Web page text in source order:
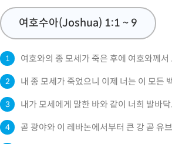
여호수아(Joshua) 1:1 ~ 9
1 여호와의 종 모세가 죽은 후에 여호와께
2 내 종 모세가 죽었으니 이제 너는 이 모든
3 내가 모세에게 말한 바와 같이 너희 발바
4 곧 광야와 이 레바논에서부터 큰 강 곧 유